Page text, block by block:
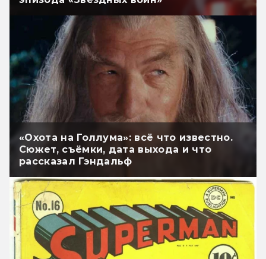
«Охота на Голлума»: всё что известно.
Сюжет, съёмки, дата выхода и что
рассказал Гэндальф